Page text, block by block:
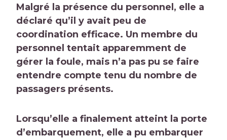
Malgré la présence du personnel, elle a
déclaré qu’il y avait peu de
coordination efficace. Un membre du
personnel tentait apparemment de
gérer la foule, mais n’a pas pu se faire
entendre compte tenu du nombre de
passagers présents.
Lorsqu’elle a finalement atteint la porte
d’embarquement, elle a pu embarquer